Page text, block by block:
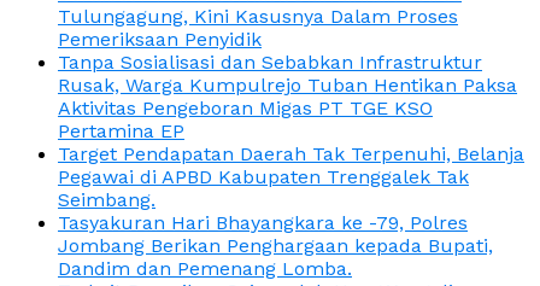
Tulungagung, Kini Kasusnya Dalam Proses
Pemeriksaan Penyidik
Tanpa Sosialisasi dan Sebabkan Infrastruktur
Rusak, Warga Kumpulrejo Tuban Hentikan Paksa
Aktivitas Pengeboran Migas PT TGE KSO
Pertamina EP
Target Pendapatan Daerah Tak Terpenuhi, Belanja
Pegawai di APBD Kabupaten Trenggalek Tak
Seimbang.
Tasyakuran Hari Bhayangkara ke -79, Polres
Jombang Berikan Penghargaan kepada Bupati,
Dandim dan Pemenang Lomba.